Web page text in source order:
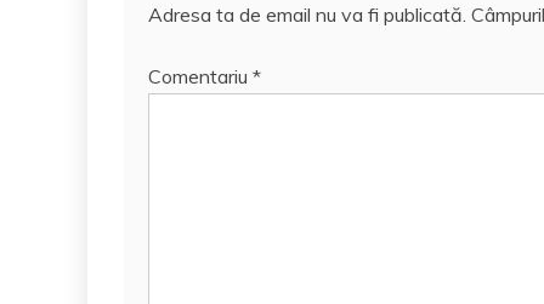
Adresa ta de email nu va fi publicată.
Comentariu *